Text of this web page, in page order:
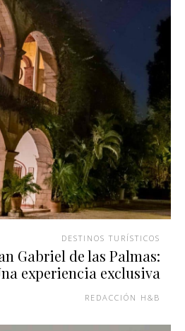
DESTINOS TURÍSTICOS
Gabriel de las Palmas:
experiencia exclusiva
REDACCIÓN H&B